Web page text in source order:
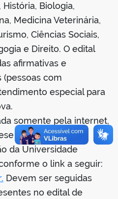
Biologia,
Medicina Veterinária,
Ciências Sociais,
e Direito. O edital
afirmativas e
(pessoas com
especial para
somente pela internet,
(Comissão
da Universidade
o link a seguir:
Devem ser seguidas
no edital de